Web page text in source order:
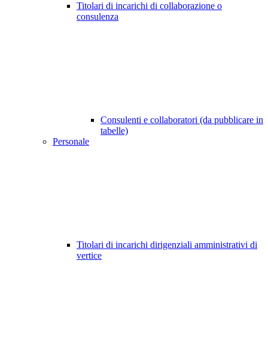
Titolari di incarichi di collaborazione o
consulenza
Consulenti e collaboratori (da pubblicare in
tabelle)
Personale
Titolari di incarichi dirigenziali amministrativi di
vertice